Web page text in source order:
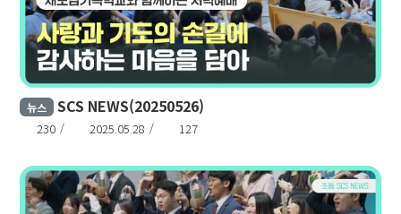
뉴스 SCS NEWS(20250526)
230 2025.05.28 127